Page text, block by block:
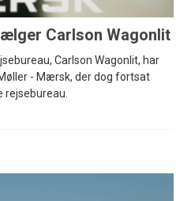
Carlson Wagonlit
Carlson Wagonlit, har
- Mærsk, der dog fortsat
rejsebureau.